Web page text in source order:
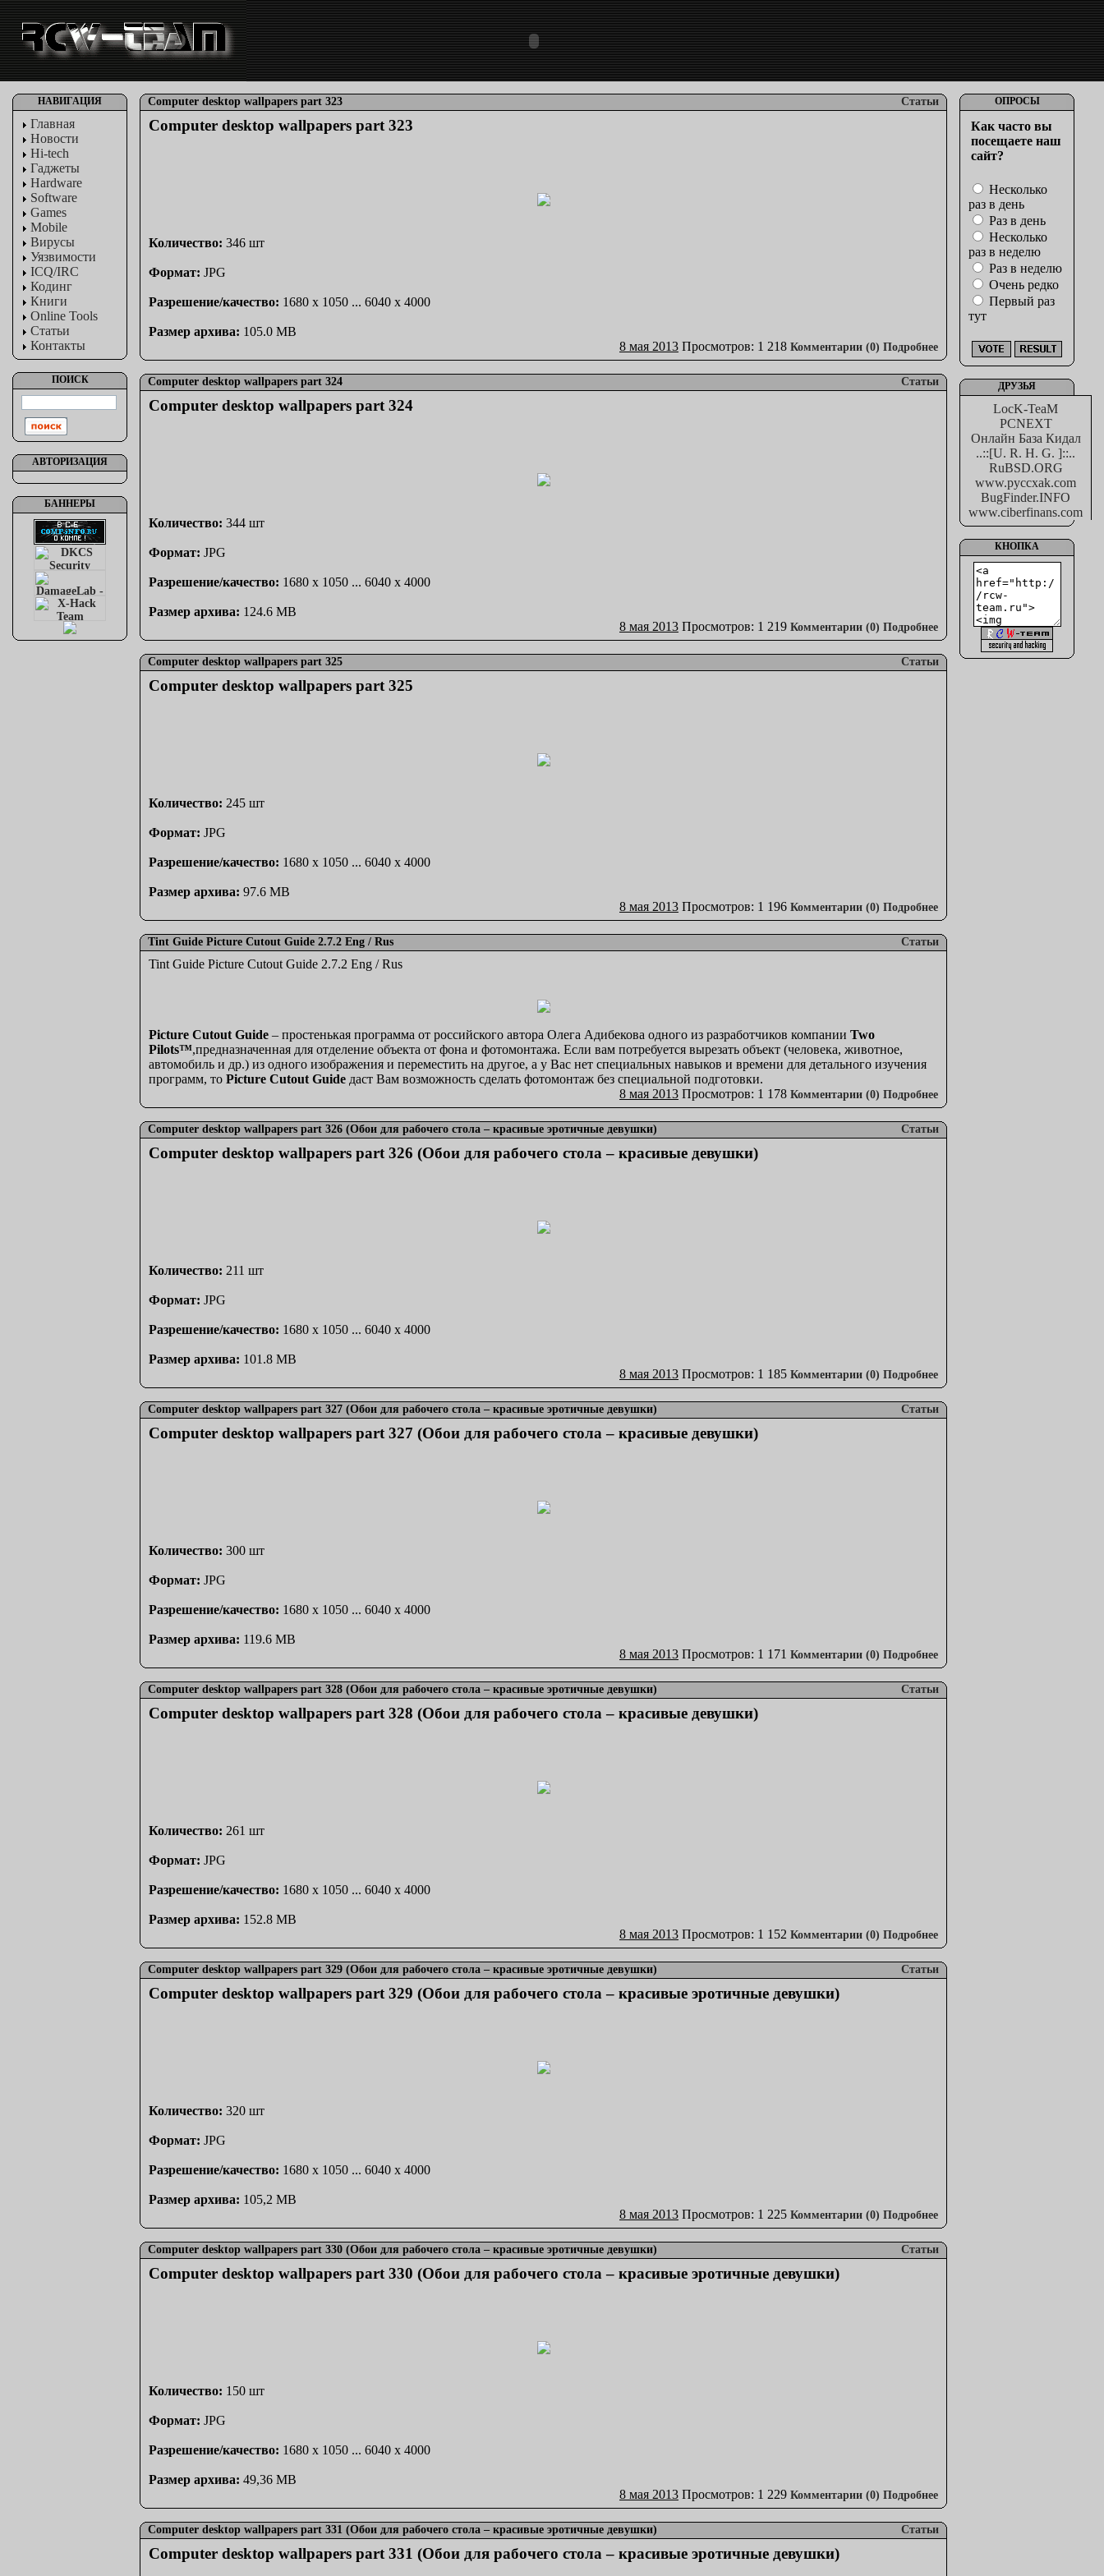
НАВИГАЦИЯ
Главная
Новости
Hi-tech
Гаджеты
Hardware
Software
Games
Mobile
Вирусы
Уязвимости
ICQ/IRC
Кодинг
Книги
Online Tools
Статьи
Контакты
ПОИСК
АВТОРИЗАЦИЯ
БАННЕРЫ
Computer desktop wallpapers part 323 Статьи
Computer desktop wallpapers part 323
Количество: 346 шт
Формат: JPG
Разрешение/качество: 1680 x 1050 ... 6040 x 4000
Размер архива: 105.0 MB
8 мая 2013 Просмотров: 1 218 Комментарии (0) Подробнее
Computer desktop wallpapers part 324 Статьи
Computer desktop wallpapers part 324
Количество: 344 шт
Формат: JPG
Разрешение/качество: 1680 x 1050 ... 6040 x 4000
Размер архива: 124.6 MB
8 мая 2013 Просмотров: 1 219 Комментарии (0) Подробнее
Computer desktop wallpapers part 325 Статьи
Computer desktop wallpapers part 325
Количество: 245 шт
Формат: JPG
Разрешение/качество: 1680 x 1050 ... 6040 x 4000
Размер архива: 97.6 MB
8 мая 2013 Просмотров: 1 196 Комментарии (0) Подробнее
Tint Guide Picture Cutout Guide 2.7.2 Eng / Rus Статьи
Tint Guide Picture Cutout Guide 2.7.2 Eng / Rus
Picture Cutout Guide – простенькая программа от российского автора Олега Адибекова одного из разработчиков компании Two
Pilots™,предназначенная для отделение объекта от фона и фотомонтажа. Если вам потребуется вырезать объект (человека, животное,
автомобиль и др.) из одного изображения и переместить на другое, а у Вас нет специальных навыков и времени для детального изучения
программ, то Picture Cutout Guide даст Вам возможность сделать фотомонтаж без специальной подготовки.
8 мая 2013 Просмотров: 1 178 Комментарии (0) Подробнее
Computer desktop wallpapers part 326 (Обои для рабочего стола – красивые эротичные девушки) Статьи
Computer desktop wallpapers part 326 (Обои для рабочего стола – красивые девушки)
Количество: 211 шт
Формат: JPG
Разрешение/качество: 1680 x 1050 ... 6040 x 4000
Размер архива: 101.8 MB
8 мая 2013 Просмотров: 1 185 Комментарии (0) Подробнее
Computer desktop wallpapers part 327 (Обои для рабочего стола – красивые эротичные девушки) Статьи
Computer desktop wallpapers part 327 (Обои для рабочего стола – красивые девушки)
Количество: 300 шт
Формат: JPG
Разрешение/качество: 1680 x 1050 ... 6040 x 4000
Размер архива: 119.6 MB
8 мая 2013 Просмотров: 1 171 Комментарии (0) Подробнее
Computer desktop wallpapers part 328 (Обои для рабочего стола – красивые эротичные девушки) Статьи
Computer desktop wallpapers part 328 (Обои для рабочего стола – красивые девушки)
Количество: 261 шт
Формат: JPG
Разрешение/качество: 1680 x 1050 ... 6040 x 4000
Размер архива: 152.8 MB
8 мая 2013 Просмотров: 1 152 Комментарии (0) Подробнее
Computer desktop wallpapers part 329 (Обои для рабочего стола – красивые эротичные девушки) Статьи
Computer desktop wallpapers part 329 (Обои для рабочего стола – красивые эротичные девушки)
Количество: 320 шт
Формат: JPG
Разрешение/качество: 1680 x 1050 ... 6040 x 4000
Размер архива: 105,2 MB
8 мая 2013 Просмотров: 1 225 Комментарии (0) Подробнее
Computer desktop wallpapers part 330 (Обои для рабочего стола – красивые эротичные девушки) Статьи
Computer desktop wallpapers part 330 (Обои для рабочего стола – красивые эротичные девушки)
Количество: 150 шт
Формат: JPG
Разрешение/качество: 1680 x 1050 ... 6040 x 4000
Размер архива: 49,36 MB
8 мая 2013 Просмотров: 1 229 Комментарии (0) Подробнее
Computer desktop wallpapers part 331 (Обои для рабочего стола – красивые эротичные девушки) Статьи
Computer desktop wallpapers part 331 (Обои для рабочего стола – красивые эротичные девушки)
ОПРОСЫ
Как часто вы
посещаете наш
сайт?
Несколько
раз в день
Раз в день
Несколько
раз в неделю
Раз в неделю
Очень редко
Первый раз
тут
ДРУЗЬЯ
LocK-TeaM
PCNEXT
Онлайн База Кидал
..::[U. R. H. G. ]::..
RuBSD.ORG
www.pyccxak.com
BugFinder.INFO
www.ciberfinans.com
КНОПКА